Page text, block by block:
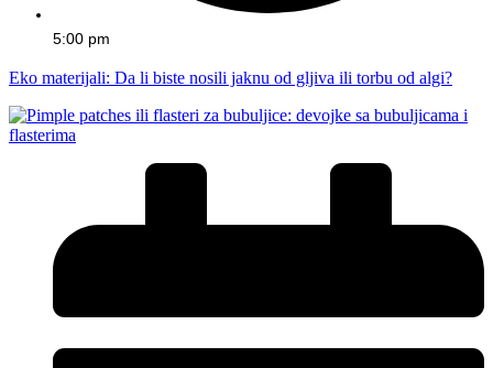
5:00 pm
Eko materijali: Da li biste nosili jaknu od gljiva ili torbu od algi?